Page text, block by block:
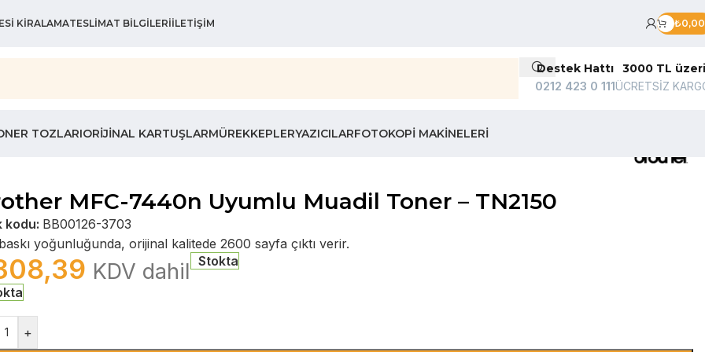
KIRALAMATESLIMAT BILGILERIİLETIŞIM ₺0,00
Destek Hattı
0212 423 0 111
3000 TL üzeri
ÜCRETSİZ
TOZLARIORIJINAL KARTUŞLARMÜREKKEPLERYAZICILARFOTOKOPI MAKINELERI
MFC-7440n Uyumlu Muadil Toner – TN2150
kodu: BB00126-3703
yoğunluğunda, orijinal kalitede 2600 sayfa çıktı verir.
KDV dahil Stokta
+